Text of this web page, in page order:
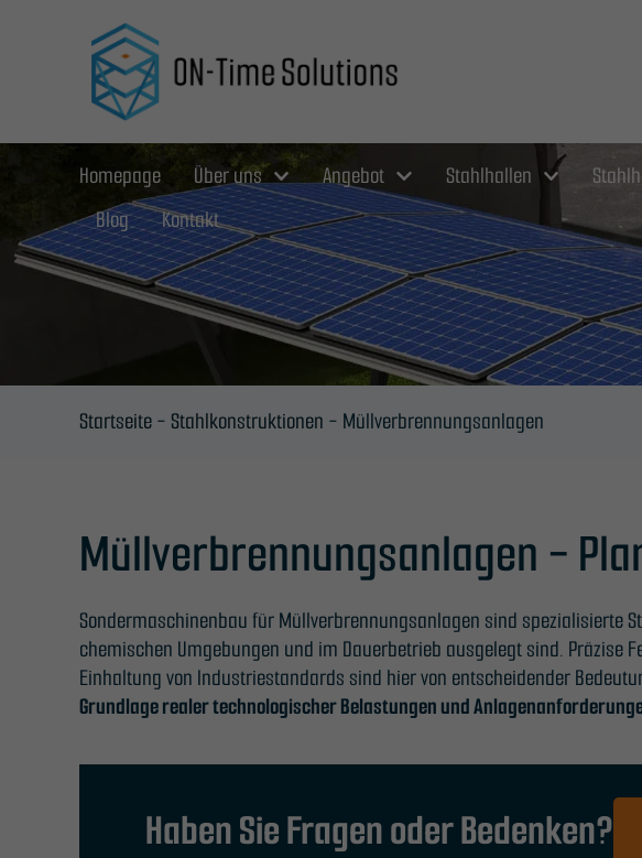
Homepage Über uns Angebot Stahlhallen
Blog
Kontakt
Startseite- Stahlkonstruktionen - Müllverbrennungsanlagen
Müllverbrennungsanlagen -
Sondermaschinenbau für Müllverbrennungsanlagen sind spezialisierte
chemischen Umgebungen und im Dauerbetrieb ausgelegt sind. Präzise
Einhaltung von Industriestandards sind hier von entscheidender
Grundlage realer technologischer Belastungen und
Haben Sie Fragen oder Bedenken?